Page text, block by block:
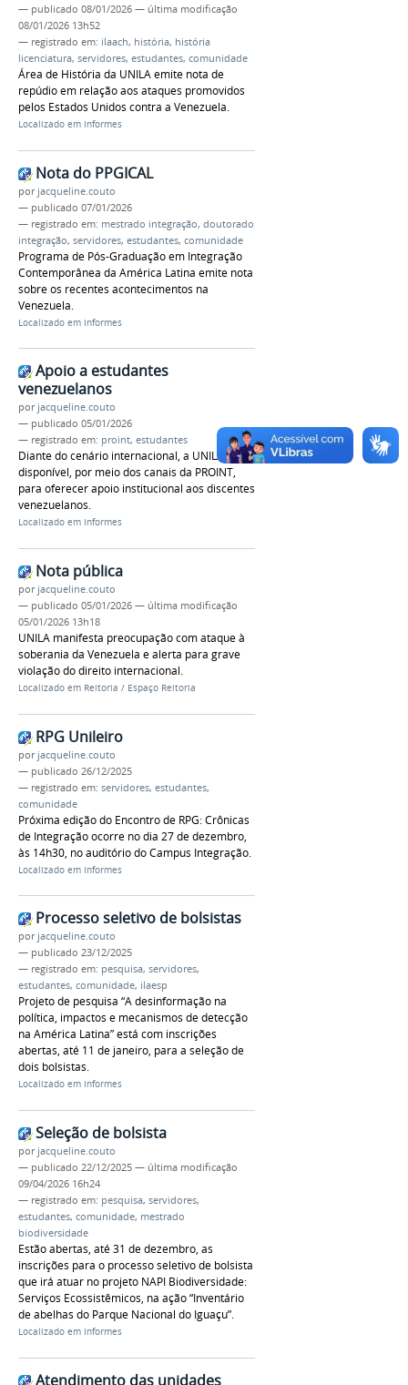
— publicado 08/01/2026 — última modificação
08/01/2026 13h52
— registrado em: ilaach, história, história
licenciatura, servidores, estudantes, comunidade
Área de História da UNILA emite nota de
repúdio em relação aos ataques promovidos
pelos Estados Unidos contra a Venezuela.
Localizado em Informes
Nota do PPGICAL
por jacqueline.couto
— publicado 07/01/2026
— registrado em: mestrado integração, doutorado
integração, servidores, estudantes, comunidade
Programa de Pós-Graduação em Integração
Contemporânea da América Latina emite nota
sobre os recentes acontecimentos na
Venezuela.
Localizado em Informes
Apoio a estudantes
venezuelanos
por jacqueline.couto
— publicado 05/01/2026
— registrado em: proint, estudantes
Diante do cenário internacional, a UNILA está
disponível, por meio dos canais da PROINT,
para oferecer apoio institucional aos discentes
venezuelanos.
Localizado em Informes
Nota pública
por jacqueline.couto
— publicado 05/01/2026 — última modificação
05/01/2026 13h18
UNILA manifesta preocupação com ataque à
soberania da Venezuela e alerta para grave
violação do direito internacional.
Localizado em Reitoria / Espaço Reitoria
RPG Unileiro
por jacqueline.couto
— publicado 26/12/2025
— registrado em: servidores, estudantes,
comunidade
Próxima edição do Encontro de RPG: Crônicas
de Integração ocorre no dia 27 de dezembro,
às 14h30, no auditório do Campus Integração.
Localizado em Informes
Processo seletivo de bolsistas
por jacqueline.couto
— publicado 23/12/2025
— registrado em: pesquisa, servidores,
estudantes, comunidade, ilaesp
Projeto de pesquisa “A desinformação na
política, impactos e mecanismos de detecção
na América Latina” está com inscrições
abertas, até 11 de janeiro, para a seleção de
dois bolsistas.
Localizado em Informes
Seleção de bolsista
por jacqueline.couto
— publicado 22/12/2025 — última modificação
09/04/2026 16h24
— registrado em: pesquisa, servidores,
estudantes, comunidade, mestrado
biodiversidade
Estão abertas, até 31 de dezembro, as
inscrições para o processo seletivo de bolsista
que irá atuar no projeto NAPI Biodiversidade:
Serviços Ecossistêmicos, na ação “Inventário
de abelhas do Parque Nacional do Iguaçu”.
Localizado em Informes
Atendimento das unidades